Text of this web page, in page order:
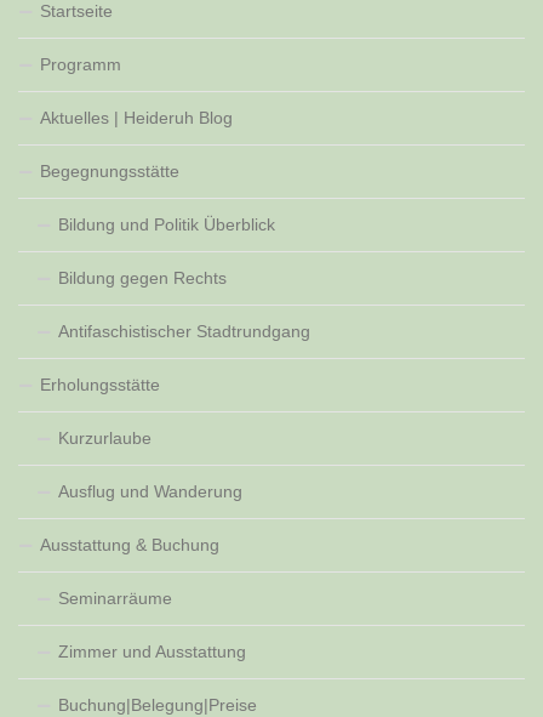
Startseite
Programm
Aktuelles | Heideruh Blog
Begegnungsstätte
Bildung und Politik Überblick
Bildung gegen Rechts
Antifaschistischer Stadtrundgang
Erholungsstätte
Kurzurlaube
Ausflug und Wanderung
Ausstattung & Buchung
Seminarräume
Zimmer und Ausstattung
Buchung|Belegung|Preise